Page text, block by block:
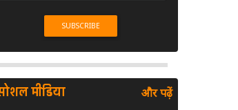
मीडिया और पढ़ें